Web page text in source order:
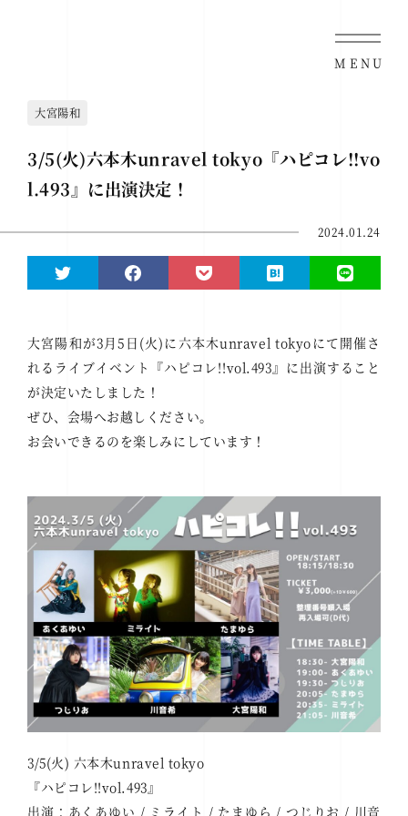
MENU
大宮陽和
3/5(火)六本木unravel tokyo『ハピコレ!!vo
l.493』に出演決定！
2024.01.24
大宮陽和が3月5日(火)に六本木unravel tokyoにて開催さ
れるライブイベント『ハピコレ!!vol.493』に出演すること
が決定いたしました！
ぜひ、会場へお越しください。
お会いできるのを楽しみにしています！
3/5(火) 六本木unravel tokyo
『ハピコレ!!vol.493』
出演：あくあゆい / ミライト / たまゆら / つじりお / 川音